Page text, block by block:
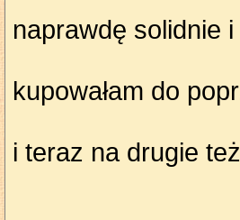
naprawdę solidnie
kupowałam do
i teraz na drugie